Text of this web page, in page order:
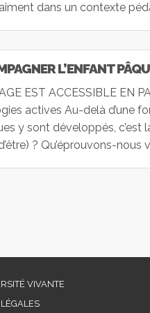
dans un contexte
L’ENFANT
EST ACCESSIBLE EN
actives Au-delà d’une
y sont développés, c’est
? Qu’éprouvons-nous
VIVANTE